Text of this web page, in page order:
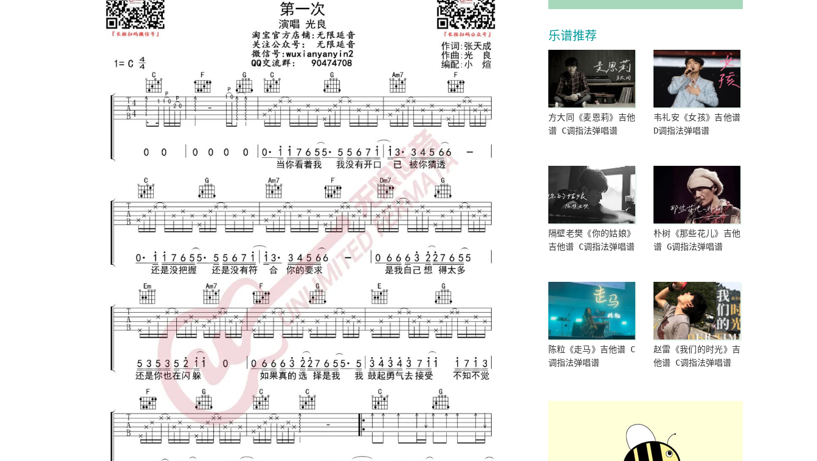
乐谱推荐
方大同《麦恩莉》吉他
谱 C调指法弹唱谱
韦礼安《女孩》吉他谱
D调指法弹唱谱
隔壁老樊《你的姑娘》
吉他谱 C调指法弹唱谱
朴树《那些花儿》吉他
谱 G调指法弹唱谱
陈粒《走马》吉他谱 C
调指法弹唱谱
赵雷《我们的时光》吉
他谱 C调指法弹唱谱